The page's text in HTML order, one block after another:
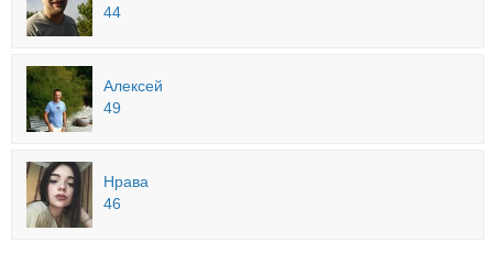
44
Алексей
49
Нрава
46